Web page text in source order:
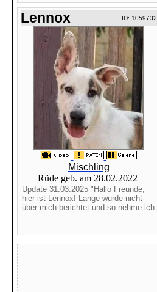
Lennox ID: 1059732
Mischling
Rüde geb. am 28.02.2022
Update 31.03.2025 "Hallo Freunde,
hier ist Lennox! Lange wurde nicht
über mich berichtet und so nehme ich
...